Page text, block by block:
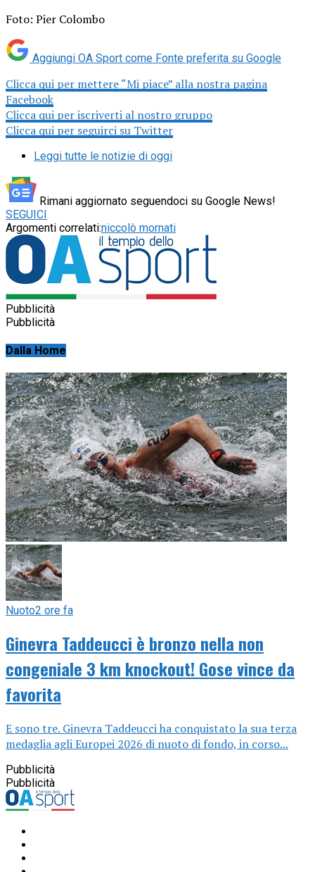
Foto: Pier Colombo
Aggiungi OA Sport come Fonte preferita su Google
Clicca qui per mettere “Mi piace” alla nostra pagina
Facebook
Clicca qui per iscriverti al nostro gruppo
Clicca qui per seguirci su Twitter
Leggi tutte le notizie di oggi
Rimani aggiornato seguendoci su Google News!
SEGUICI
Argomenti correlati:niccolò mornati
Pubblicità
Pubblicità
Dalla Home
Nuoto2 ore fa
Ginevra Taddeucci è bronzo nella non
congeniale 3 km knockout! Gose vince da
favorita
E sono tre. Ginevra Taddeucci ha conquistato la sua terza
medaglia agli Europei 2026 di nuoto di fondo, in corso...
Pubblicità
Pubblicità